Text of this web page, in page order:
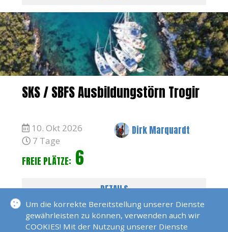
SKS / SBFS Ausbildungstörn Trogir
10. Okt 2026
7 Tage
Dirk Marquardt
FREIE PLÄTZE: 6
DETAILS
Um die korrekte Bereitstellung unserer Dienste
gewährleisten zu können, verwenden auch wir
COOKIES! Mit der Nutzung unserer Dienste